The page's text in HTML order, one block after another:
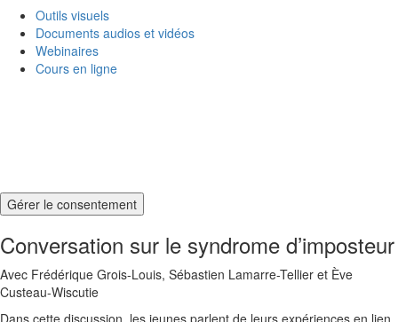
Outils visuels
Documents audios et vidéos
Webinaires
Cours en ligne
Gérer le consentement
Conversation sur le syndrome d’imposteur
Avec Frédérique Grois-Louis, Sébastien Lamarre-Tellier et Ève
Custeau-Wiscutie
Dans cette discussion, les jeunes parlent de leurs expériences en lien